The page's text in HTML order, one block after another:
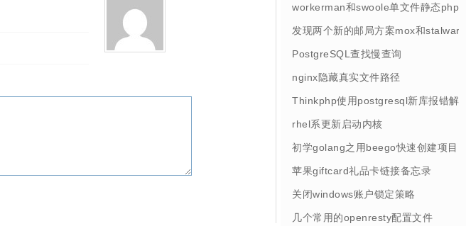
workerman和swoole单文件静态php
发现两个新的邮局方案mox和stalwart
PostgreSQL查找慢查询
nginx隐藏真实文件路径
Thinkphp使用postgresql新库报错解
rhel系更新启动内核
初学golang之用beego快速创建项目
苹果giftcard礼品卡链接备忘录
关闭windows账户锁定策略
几个常用的openresty配置文件